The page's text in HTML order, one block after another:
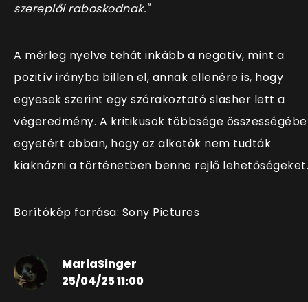
szereplői raboskodnak."
A mérleg nyelve tehát inkább a negatív, mint a
pozitív irányba billen el, annak ellenére is, hogy
egyesek szerint egy szórakoztató slasher lett a
végeredmény. A kritikusok többsége
egyetért abban, hogy az alkotók nem tudták
kiaknázni a történetben benne rejlő lehetőségeket.
Borítókép forrása: Sony Pictures
MarlaSinger
25/04/25 11:00